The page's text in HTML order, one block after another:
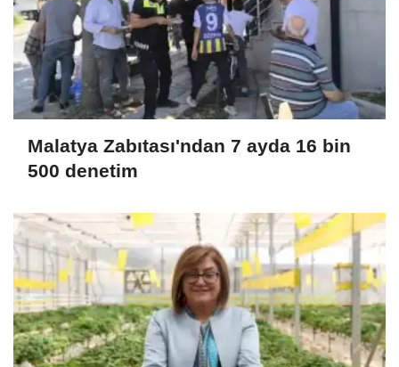
Malatya Zabıtası'ndan 7 ayda 16 bin
500 denetim